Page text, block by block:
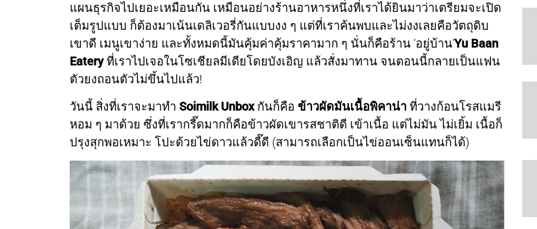
แผนธุรกิจไปเยอะเหมือนกัน เหมือนอย่างร้านอาหารหนึ่งที่เราได้ยินมาว่าเตรียมจะเปิด
เต็มรูปแบบ ก็ต้องมาเน้นเดลิเวอรี่กันแบบงง ๆ แต่ที่เราค้นพบและไม่งงเลยคือวัตถุดิบ
เขาดี เมนูเขาง่าย และทั้งหมดนี้มันคุ้มค่าคุ้มราคามาก ๆ นั่นก็คือร้าน 'อยู่บ้าน'Yu Baan
Eateryที่เราไปเจอในโซเชียลมีเดียโดยบังเอิญ แล้วสั่งมาทาน จนตอนนี้กลายเป็นแฟน
ตัวยงถอนตัวไม่ขึ้นไปแล้ว!
วันนี้ สิ่งที่เราจะมาทำ Soimilk Unboxกันก็คือ ข้าวผัดมันเนื้อพิคาน่า ที่วางก้อนโรสแมรี
หอม ๆ มาด้วย ซึ่งที่เรากรี๊ดมากก็คือข้าวผัดเขารสชาติดี เข้าเนื้อ แต่ไม่มัน ไม่เยิ้ม เนื้อก็
ปรุงสุกพอเหมาะ โปะด้วยไข่ดาวแล้วดี๊ดี (สามารถเลือกเป็นไข่ออนเซ็นแทนก็ได้)